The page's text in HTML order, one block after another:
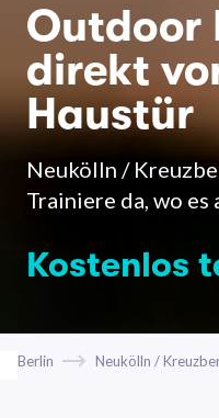
Outdoor
direkt
Haustür
Neukölln /
Trainiere da, wo es
Kostenlos
Berlin Neukölln /